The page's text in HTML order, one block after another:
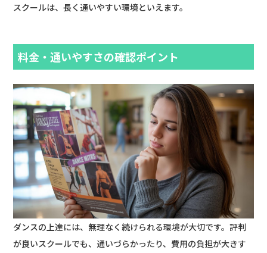
スクールは、長く通いやすい環境といえます。
料金・通いやすさの確認ポイント
ダンスの上達には、無理なく続けられる環境が大切です。評判
が良いスクールでも、通いづらかったり、費用の負担が大きす